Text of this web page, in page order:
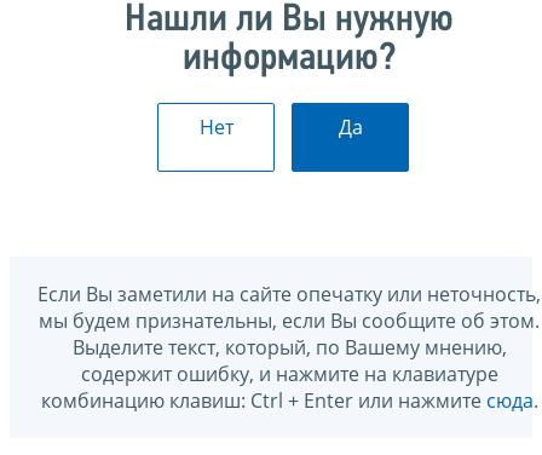
Нашли ли Вы нужную
информацию?
Нет Да
Если Вы заметили на сайте опечатку или неточность,
мы будем признательны, если Вы сообщите об этом.
Выделите текст, который, по Вашему мнению,
содержит ошибку, и нажмите на клавиатуре
комбинацию клавиш: Ctrl + Enter или нажмите сюда.